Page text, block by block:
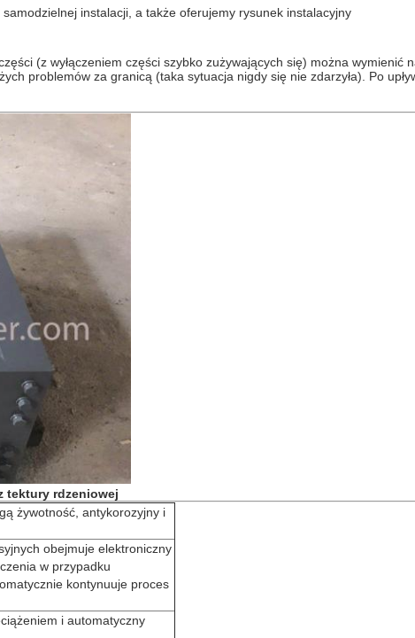
instalacji, a także oferujemy rysunek instalacyjny
(z wyłączeniem części szybko zużywających się) można wymienić
problemów za granicą (taka sytuacja nigdy się nie zdarzyła).
Po
tektury rdzeniowej
żywotność, antykorozyjny i
obejmuje elektroniczny
w przypadku
kontynuuje proces
i automatyczny